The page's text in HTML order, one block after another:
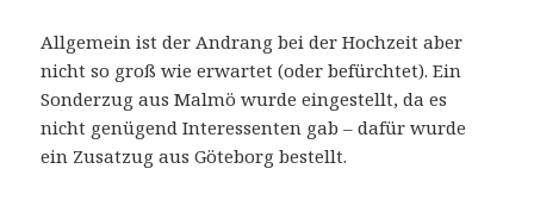
Allgemein ist der Andrang bei der Hochzeit aber
nicht so groß wie erwartet (oder befürchtet). Ein
Sonderzug aus Malmö wurde eingestellt, da es
nicht genügend Interessenten gab – dafür wurde
ein Zusatzug aus Göteborg bestellt.